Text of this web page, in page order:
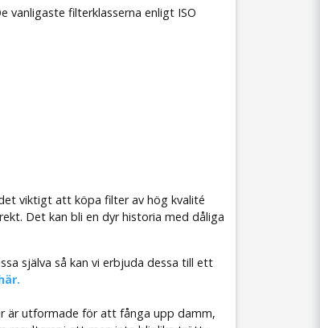
vanligaste filterklasserna enligt ISO
viktigt att köpa filter av hög kvalité
Det kan bli en dyr historia med dåliga
själva så kan vi erbjuda dessa till ett
är utformade för att fånga upp damm,